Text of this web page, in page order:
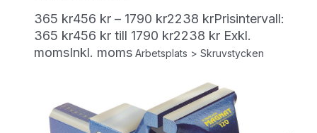
365 kr456 kr – 1790 kr2238 krPrisintervall:
365 kr456 kr till 1790 kr2238 kr Exkl.
momsInkl. moms Arbetsplats > Skruvstycken